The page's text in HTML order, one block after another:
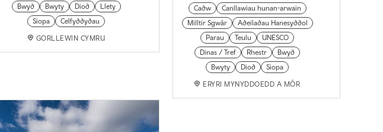
Bwyd
Bwyty Diod
Llety
Siopa
Celfyddydau
GORLLEWIN CYMRU
Cadw
Canllawiau hunan-arwain
Milltir Sgwâr
Adeiladau Hanesyddol
Parau
Teulu
UNESCO
Dinas / Tref
Rhestr
Bwyd
Bwyty
Diod Siopa
ERYRI MYNYDDOEDD A MÔR